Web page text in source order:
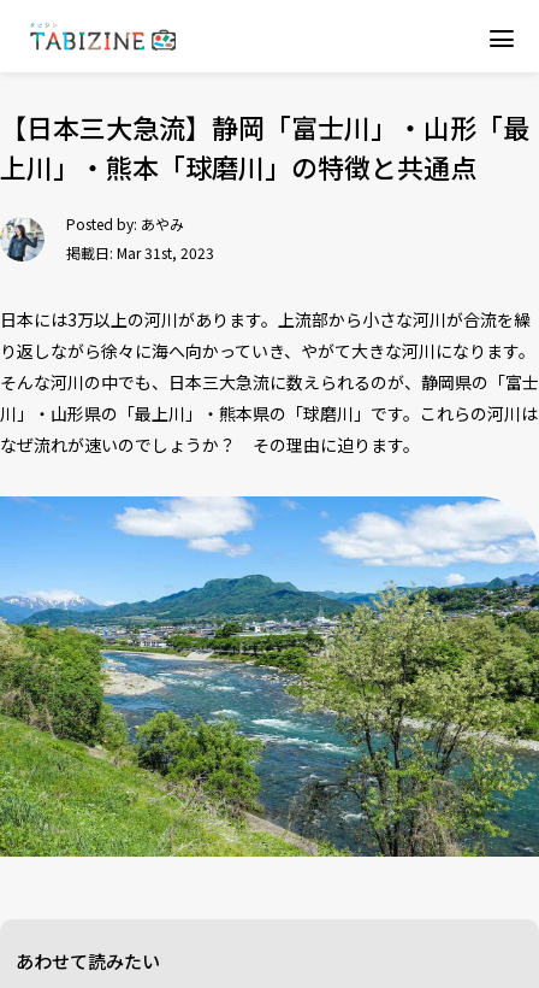
【日本三大急流】静岡「富士川」・山形「最
上川」・熊本「球磨川」の特徴と共通点
Posted by: あやみ
掲載日: Mar 31st, 2023
日本には3万以上の河川があります。上流部から小さな河川が合流を繰
り返しながら徐々に海へ向かっていき、やがて大きな河川になります。
そんな河川の中でも、日本三大急流に数えられるのが、静岡県の「富士
川」・山形県の「最上川」・熊本県の「球磨川」です。これらの河川は
なぜ流れが速いのでしょうか？ その理由に迫ります。
あわせて読みたい